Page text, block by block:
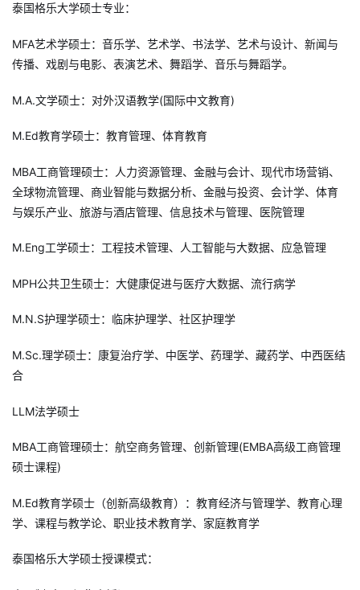
泰国格乐大学硕士专业：
MFA艺术学硕士：音乐学、艺术学、书法学、艺术与设计、新闻与
传播、戏剧与电影、表演艺术、舞蹈学、音乐与舞蹈学。
M.A.文学硕士：对外汉语教学(国际中文教育)
M.Ed教育学硕士：教育管理、体育教育
MBA工商管理硕士：人力资源管理、金融与会计、现代市场营销、
全球物流管理、商业智能与数据分析、金融与投资、会计学、体育
与娱乐产业、旅游与酒店管理、信息技术与管理、医院管理
M.Eng工学硕士：工程技术管理、人工智能与大数据、应急管理
MPH公共卫生硕士：大健康促进与医疗大数据、流行病学
M.N.S护理学硕士：临床护理学、社区护理学
M.Sc.理学硕士：康复治疗学、中医学、药理学、藏药学、中西医结
合
LLM法学硕士
MBA工商管理硕士：航空商务管理、创新管理(EMBA高级工商管理
硕士课程)
M.Ed教育学硕士（创新高级教育）：教育经济与管理学、教育心理
学、课程与教学论、职业技术教育学、家庭教育学
泰国格乐大学硕士授课模式：